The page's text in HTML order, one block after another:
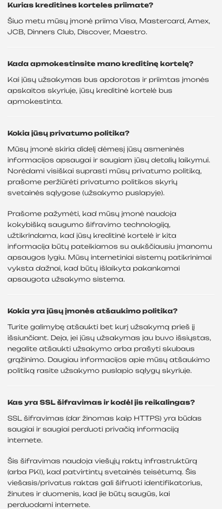
Kurias kreditines korteles priimate?
Šiuo metu mūsų įmonė priima Visa, Mastercard, Amex,
JCB, Dinners Club, Discover, Maestro.
Kada apmokestinsite mano kreditinę kortelę?
Kai jūsų užsakymas bus apdorotas ir priimtas įmonės
apskaitos skyriuje, jūsų kreditinė kortelė bus
apmokestinta.
Kokia jūsų privatumo politika?
Mūsų įmonė skiria didelį dėmesį jūsų asmeninės
informacijos apsaugai ir saugiam jūsų detalių laikymui.
Norėdami visiškai suprasti mūsų privatumo politiką,
prašome peržiūrėti privatumo politikos skyrių
svetainės sąlygose (užsakymo puslapyje).
Prašome pažymėti, kad mūsų įmonė naudoja
kokybišką saugumo šifravimo technologiją,
užtikrindama, kad jūsų kreditinė kortelė ir kita
informacija būtų pateikiamos su aukščiausiu įmanomu
apsaugos lygiu. Mūsų internetiniai sistemų patikrinimai
vyksta dažnai, kad būtų išlaikyta pakankamai
apsaugota užsakymo sistema.
Kokia yra jūsų įmonės atšaukimo politika?
Turite galimybę atšaukti bet kurį užsakymą prieš jį
išsiunčiant. Deja, jei jūsų užsakymas jau buvo išsiųstas,
negalite atšaukti užsakymo arba prašyti skubaus
grąžinimo. Daugiau informacijos apie mūsų atšaukimo
politiką rasite užsakymo puslapio sąlygų skyriuje.
Kas yra SSL šifravimas ir kodėl jis reikalingas?
SSL šifravimas (dar žinomas kaip HTTPS) yra būdas
saugiai ir saugiai perduoti privačią informaciją
internete.
Šis šifravimas naudoja viešųjų raktų infrastruktūrą
(arba PKI), kad patvirtintų svetainės teisėtumą. Šis
viešasis/privatus raktas gali šifruoti identifikatorius,
žinutes ir duomenis, kad jie būtų saugūs, kai
perduodami internete.